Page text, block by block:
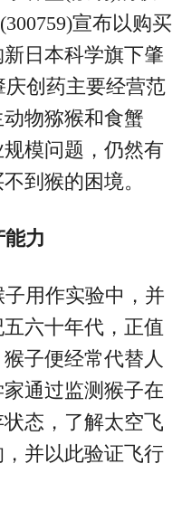
宣布以购买
日本科学旗下肇
庆创药主要经营范
物猕猴和食蟹
模问题，仍然有
到猴的困境。
力
用作实验中，并
六十年代，正值
子便经常代替人
通过监测猴子在
态，了解太空飞
并以此验证飞行